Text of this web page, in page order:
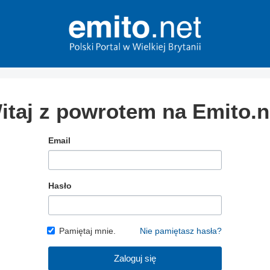
z powrotem na
Email
Hasło
Pamiętaj mnie. Nie pamiętasz hasła?
Zaloguj się